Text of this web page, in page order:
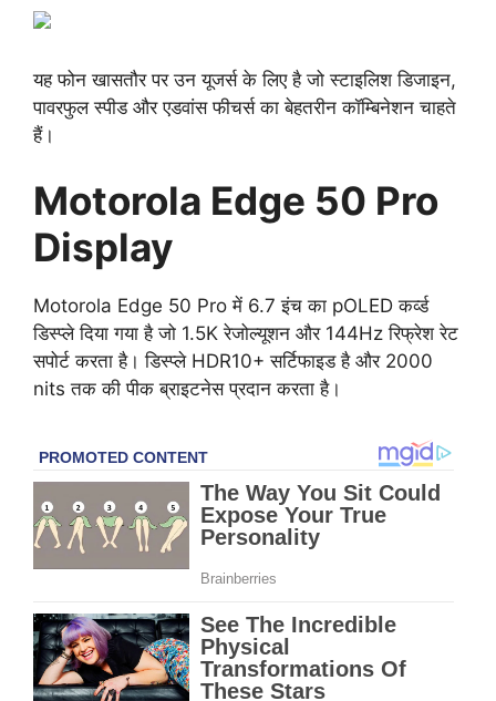
यह फोन खासतौर पर उन यूजर्स के लिए है जो स्टाइलिश डिजाइन,
पावरफुल स्पीड और एडवांस फीचर्स का बेहतरीन कॉम्बिनेशन चाहते
हैं।
Motorola Edge 50 Pro
Display
Motorola Edge 50 Pro में 6.7 इंच का pOLED कर्व्ड
डिस्प्ले दिया गया है जो 1.5K रेजोल्यूशन और 144Hz रिफ्रेश रेट
सपोर्ट करता है। डिस्प्ले HDR10+ सर्टिफाइड है और 2000
nits तक की पीक ब्राइटनेस प्रदान करता है।